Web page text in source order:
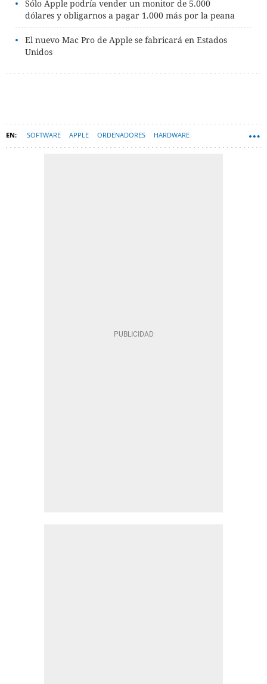
Sólo Apple podría vender un monitor de 5.000
dólares y obligarnos a pagar 1.000 más por la peana
El nuevo Mac Pro de Apple se fabricará en Estados
Unidos
SOFTWARE APPLE ORDENADORES HARDWARE